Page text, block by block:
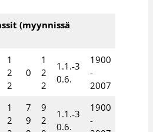
(myynnissä
1
2
2
0
1
2
2
1.1.-3
0.6.
1900
-
2007
1
2
7
9
9
2
1.1.-3
0.6.
1900
-